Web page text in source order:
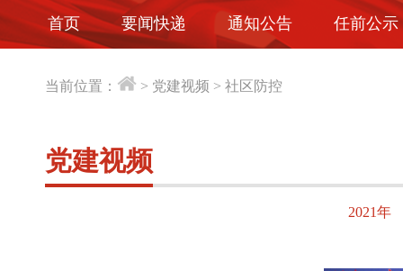
首页 要闻快递 通知公告 任前公示
当前位置： > 党建视频 > 社区防控
党建视频
2021年